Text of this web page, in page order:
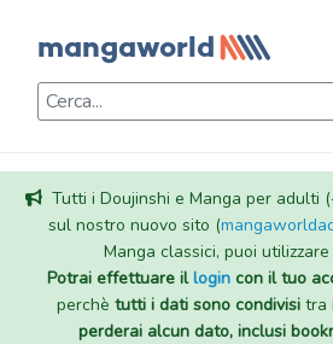
Tutti i Doujinshi e Manga per adulti
sul nostro nuovo sito (
Manga classici, puoi utilizzare
Potrai effettuare illogincon il tuo
perchè tutti i dati sono condivisi tra
perderai alcun dato, inclusi